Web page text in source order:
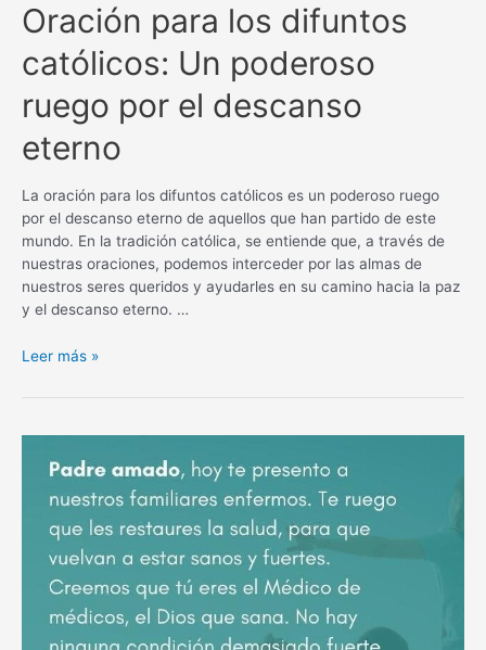
Oración para los difuntos
católicos: Un poderoso
ruego por el descanso
eterno
La oración para los difuntos católicos es un poderoso ruego
por el descanso eterno de aquellos que han partido de este
mundo. En la tradición católica, se entiende que, a través de
nuestras oraciones, podemos interceder por las almas de
nuestros seres queridos y ayudarles en su camino hacia la paz
y el descanso eterno. …
Oración
los
poderoso
descanso
Leer más »